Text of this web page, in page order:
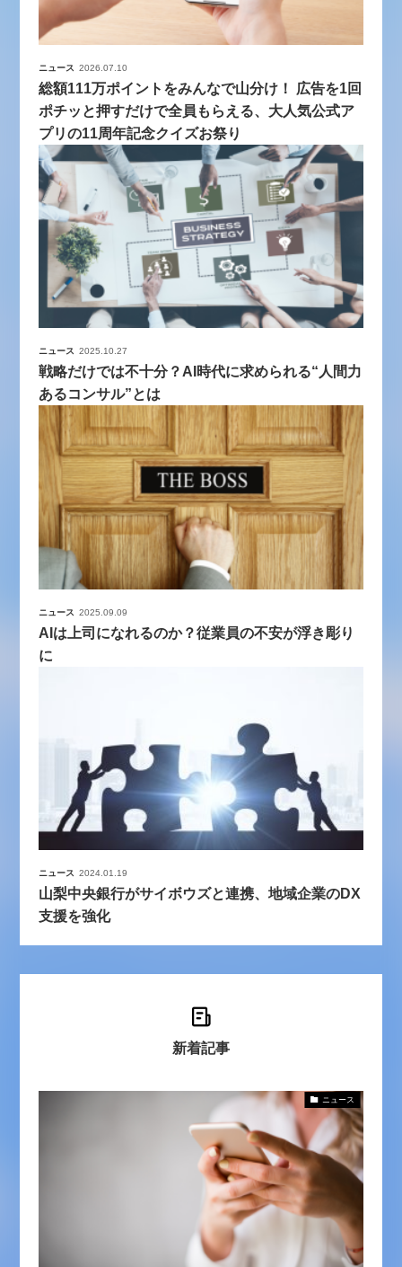
ニュース 2026.07.10
総額111万ポイントをみんなで山分け！ 広告を1回
ポチッと押すだけで全員もらえる、大人気公式ア
プリの11周年記念クイズお祭り
ニュース 2025.10.27
戦略だけでは不十分？AI時代に求められる“人間力
あるコンサル”とは
ニュース 2025.09.09
AIは上司になれるのか？従業員の不安が浮き彫り
に
ニュース 2024.01.19
山梨中央銀行がサイボウズと連携、地域企業のDX
支援を強化
新着記事
ニュース